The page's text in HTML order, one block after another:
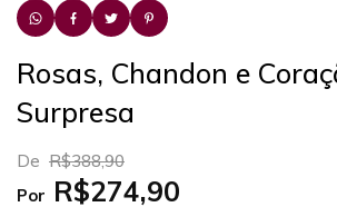
Rosas, Chandon e
Surpresa
De R$388,90
Por R$274,90